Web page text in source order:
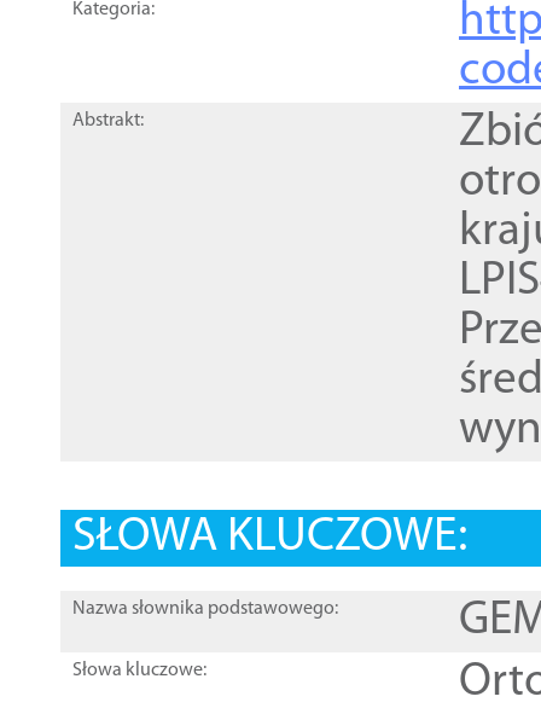
Kategoria:
Abstrakt:
SŁOWA KLUCZOWE:
Nazwa słownika podstawowego:
Słowa kluczowe: